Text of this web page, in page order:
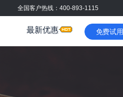
全国客户热线：400-893-1115
最新优惠 免费试用